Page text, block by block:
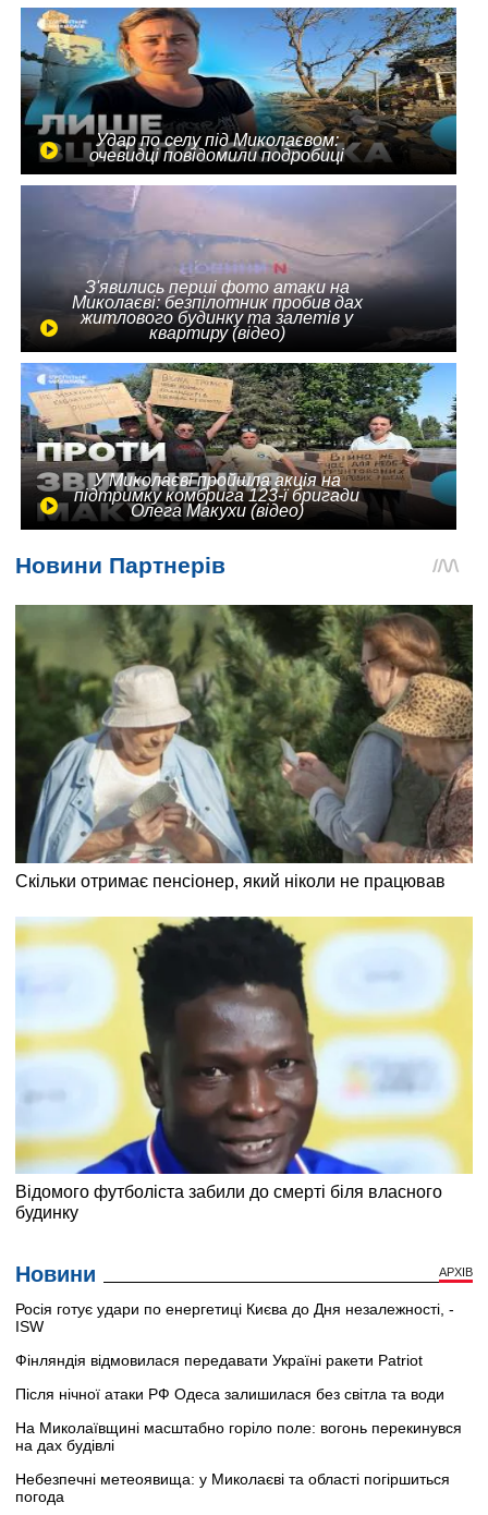
Удар по селу під Миколаєвом:
очевидці повідомили подробиці
З'явились перші фото атаки на
Миколаєві: безпілотник пробив дах
житлового будинку та залетів у
квартиру (відео)
У Миколаєві пройшла акція на
підтримку комбрига 123-ї бригади
Олега Макухи (відео)
Новини АРХІВ
Росія готує удари по енергетиці Києва до Дня незалежності, -
ISW
Фінляндія відмовилася передавати Україні ракети Patriot
Після нічної атаки РФ Одеса залишилася без світла та води
На Миколаївщині масштабно горіло поле: вогонь перекинувся
на дах будівлі
Небезпечні метеоявища: у Миколаєві та області погіршиться
погода